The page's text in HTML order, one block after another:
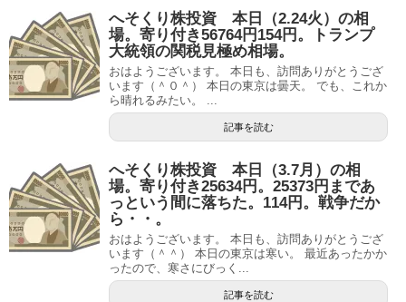
へそくり株投資 本日（2.24火）の相
場。寄り付き56764円154円。トランプ
大統領の関税見極め相場。
おはようございます。 本日も、訪問ありがとうござ
います（＾０＾） 本日の東京は曇天。 でも、これか
ら晴れるみたい。 ...
記事を読む
へそくり株投資 本日（3.7月）の相
場。寄り付き25634円。25373円まであ
っという間に落ちた。114円。戦争だか
ら・・。
おはようございます。 本日も、訪問ありがとうござ
います（＾＾） 本日の東京は寒い。 最近あったかか
ったので、寒さにびっく...
記事を読む